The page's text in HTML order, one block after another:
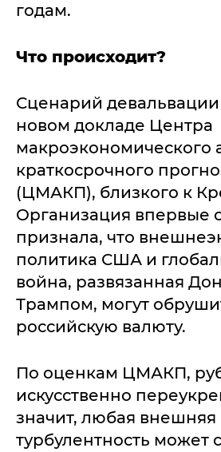
годам.
Что происходит?
Сценарий девальвации
новом докладе Центра
макроэкономического
краткосрочного
(ЦМАКП), близкого к
Организация впервые
признала, что
политика США и
война, развязанная
Трампом, могут
российскую валюту.
По оценкам ЦМАКП,
искусственно
значит, любая внешняя
турбулентность может